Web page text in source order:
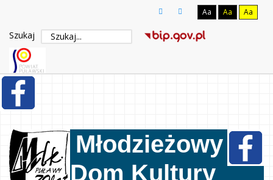
Aa Aa Aa
Szukaj
Młodzieżowy
Dom Kultury